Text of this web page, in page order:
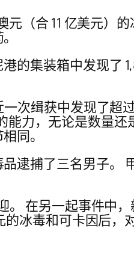
（合 11 亿美元）
的集装箱中发现了
次缉获中发现了超
力，无论是数量
同。
逮捕了三名男子。
。 在另一起事件中
冰毒和可卡因后，